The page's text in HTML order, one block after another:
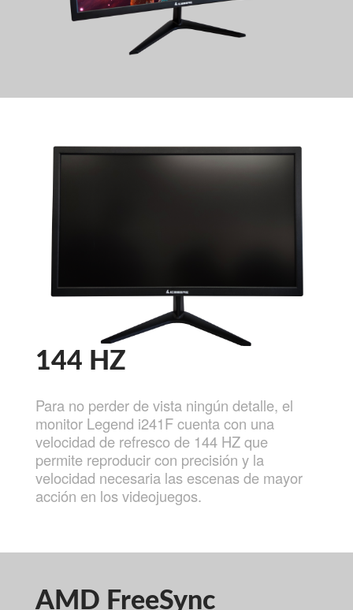
144 HZ
Para no perder de vista ningún detalle, el
monitor Legend i241F cuenta con una
velocidad de refresco de 144 HZ que
permite reproducir con precisión y la
velocidad necesaria las escenas de mayor
acción en los videojuegos.
AMD FreeSync